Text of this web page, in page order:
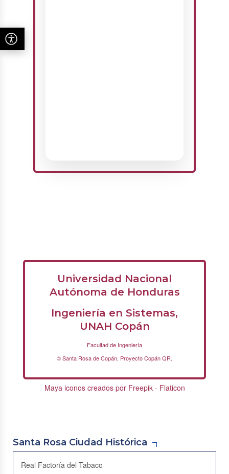
Universidad Nacional
Autónoma de Honduras
Ingeniería en Sistemas,
UNAH Copán
Facultad de Ingeniería
© Santa Rosa de Copán, Proyecto Copán QR.
Maya iconos creados por Freepik - Flaticon
Santa Rosa Ciudad Histórica
Real Factoría del Tabaco